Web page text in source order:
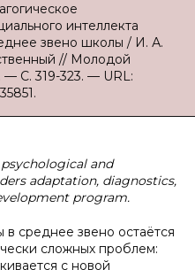
интеллекта
звено школы / И. А.
// Молодой
С. 319-323. — URL:
and
adaptation, diagnostics,
program.
среднее звено остаётся
сложных проблем:
с новой